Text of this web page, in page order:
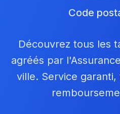
Code
Découvrez tous les
agréés par
ville. Service